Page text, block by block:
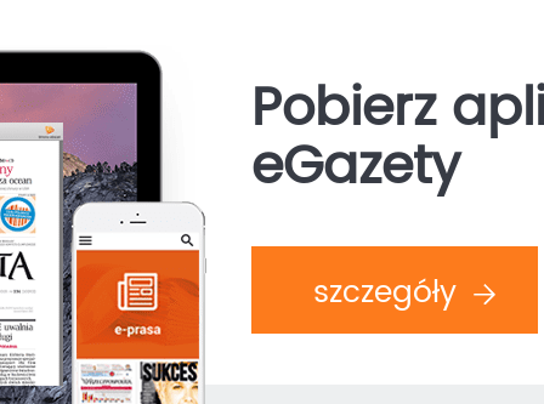
Pobierz
eGazety
szczegóły